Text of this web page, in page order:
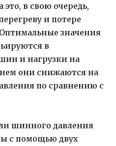
в свою очередь,
и потере
значения
в
и нагрузки на
они снижаются на
по сравнению с
шинного давления
с помощью двух